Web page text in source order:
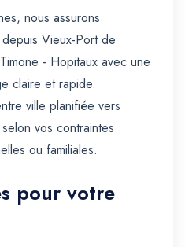
nous assurons
Vieux-Port de
- Hopitaux avec une
claire et rapide.
ville planifiée vers
vos contraintes
ou familiales.
pour votre